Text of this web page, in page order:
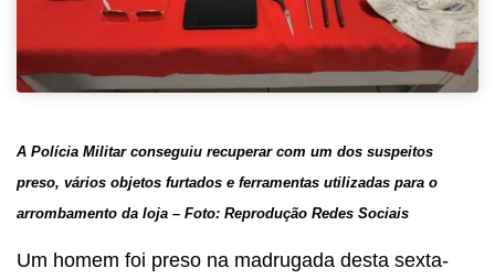
A Polícia Militar conseguiu recuperar com um dos suspeitos
preso, vários objetos furtados e ferramentas utilizadas para o
arrombamento da loja – Foto: Reprodução Redes Sociais
Um homem foi preso na madrugada desta sexta-